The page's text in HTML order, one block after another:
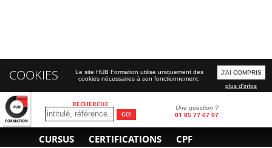
RECHERCHE Une question ?
01 85 77 07 07
CURSUS CERTIFICATIONS CPF
COOKIES
Le site HUB Formation utilise uniquement des
cookies nécessaires à son fonctionnement.
J'AI COMPRIS
plus d'infos